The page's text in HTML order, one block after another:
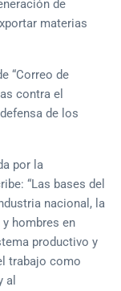
de
materias
“Correo de
contra el
de los
por la
“Las bases del
nacional, la
hombres en
productivo y
trabajo como
al